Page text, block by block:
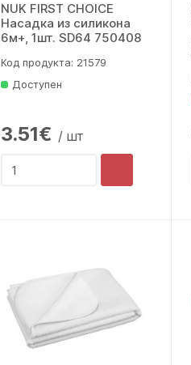
NUK FIRST CHOICE
Насадка из силикона
6м+, 1шт. SD64 750408
Код продукта: 21579
Доступен
3.51€ / шт